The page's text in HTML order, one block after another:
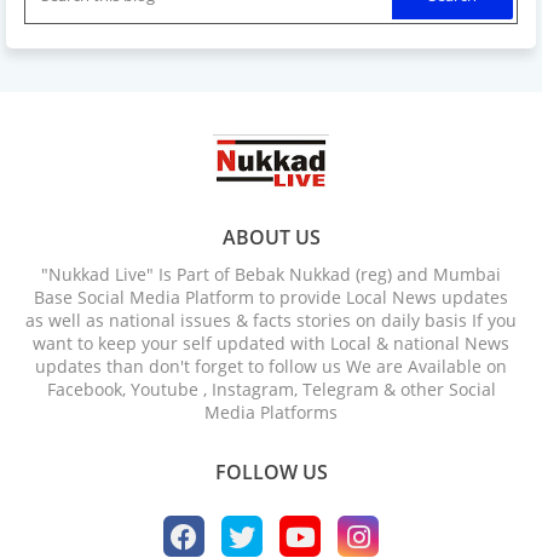
ABOUT US
"Nukkad Live" Is Part of Bebak Nukkad (reg) and Mumbai
Base Social Media Platform to provide Local News updates
as well as national issues & facts stories on daily basis If you
want to keep your self updated with Local & national News
updates than don't forget to follow us We are Available on
Facebook, Youtube , Instagram, Telegram & other Social
Media Platforms
FOLLOW US